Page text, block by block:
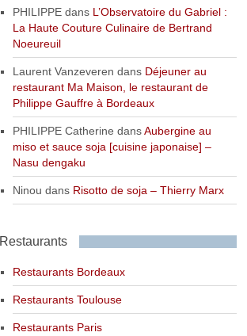
PHILIPPEdans L’Observatoire du Gabriel :
La Haute Couture Culinaire de Bertrand
Noeureuil
Laurent Vanzeveren dans Déjeuner au
restaurant Ma Maison, le restaurant de
Philippe Gauffre à Bordeaux
PHILIPPE Catherine dansAubergine au
miso et sauce soja [cuisine japonaise] –
Nasu dengaku
Ninou dans Risotto de soja – Thierry Marx
Restaurants
Restaurants Bordeaux
Restaurants Toulouse
Restaurants Paris